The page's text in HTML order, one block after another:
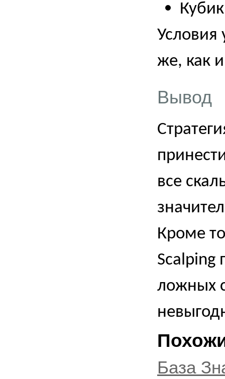
Условия
же, как
Вывод
все
Кроме
Scalping
ложных
База